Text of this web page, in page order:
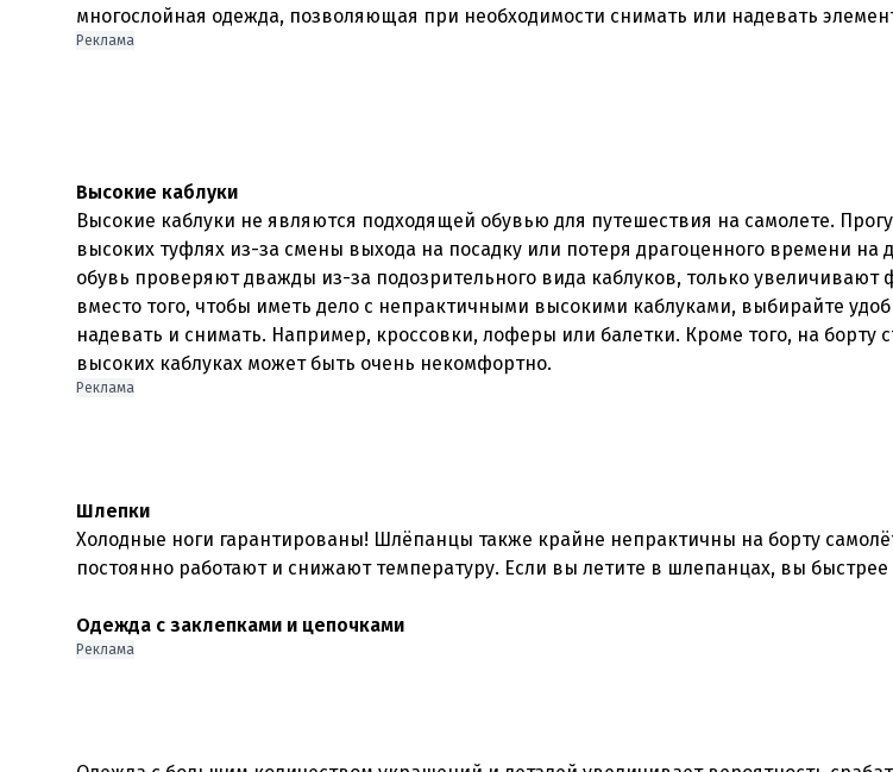
многослойная одежда, позволяющая при необходимости снимать или надевать
Реклама
Высокие каблуки
Высокие каблуки не являются подходящей обувью для путешествия на самолете.
высоких туфлях из-за смены выхода на посадку или потеря драгоценного времени на
обувь проверяют дважды из-за подозрительного вида каблуков, только увеличивают
вместо того, чтобы иметь дело с непрактичными высокими каблуками, выбирайте
надевать и снимать. Например, кроссовки, лоферы или балетки. Кроме того, на борту
Реклама
Шлепки
Холодные ноги гарантированы! Шлёпанцы также крайне непрактичны на борту
постоянно работают и снижают температуру. Если вы летите в шлепанцах, вы быстрее
Одежда с заклепками и цепочками
Реклама